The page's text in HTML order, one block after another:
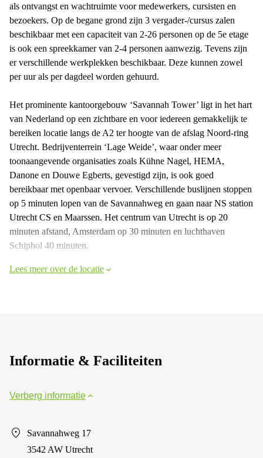
als ontvangst en wachtruimte voor medewerkers, cursisten en
bezoekers. Op de begane grond zijn 3 vergader-/cursus zalen
beschikbaar met een capaciteit van 2-26 personen op de 5e etage
is ook een spreekkamer van 2-4 personen aanwezig. Tevens zijn
er verschillende werkplekken beschikbaar. Deze kunnen zowel
per uur als per dagdeel worden gehuurd.
Het prominente kantoorgebouw ‘Savannah Tower’ ligt in het hart
van Nederland op een zichtbare en voor iedereen gemakkelijk te
bereiken locatie langs de A2 ter hoogte van de afslag Noord-ring
Utrecht. Bedrijventerrein ‘Lage Weide’, waar onder meer
toonaangevende organisaties zoals Kühne Nagel, HEMA,
Danone en Douwe Egberts, gevestigd zijn, is ook goed
bereikbaar met openbaar vervoer. Verschillende buslijnen stoppen
op 5 minuten lopen van de Savannahweg en gaan naar NS station
Utrecht CS en Maarssen. Het centrum van Utrecht is op 20
minuten afstand, Amsterdam op 30 minuten en luchthaven
Schiphol 40 minuten.
Lees meer over de locatie
Informatie & Faciliteiten
Verberg informatie
Savannahweg 17
3542 AW Utrecht